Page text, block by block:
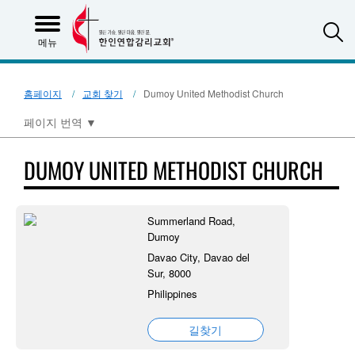
메뉴
홈페이지 교회 찾기 Dumoy United Methodist Church
페이지 번역 ▼
DUMOY UNITED METHODIST CHURCH
Summerland Road,
Dumoy
Davao City, Davao del
Sur, 8000
Philippines
길찾기